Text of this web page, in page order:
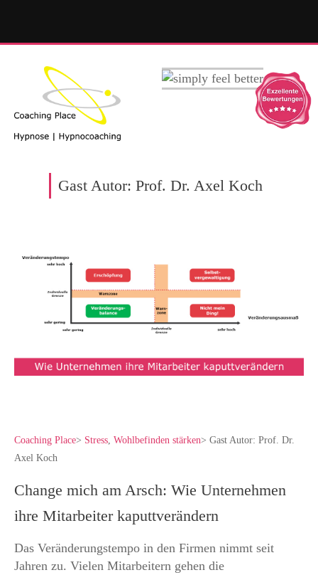
Gast Autor: Prof. Dr. Axel Koch
Coaching Place> Stress Wohlbefinden stärken> Gast Autor: Prof. Dr.
Axel Koch
Change mich am Arsch: Wie Unternehmen
ihre Mitarbeiter kaputtverändern
Das Veränderungstempo in den Firmen nimmt seit
Jahren zu. Vielen Mitarbeitern gehen die